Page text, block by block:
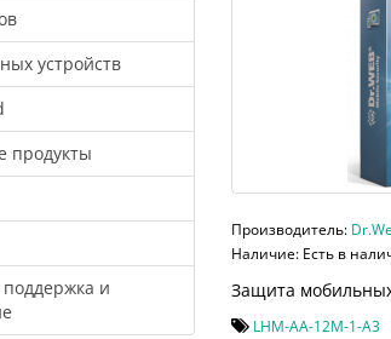
устройств
продукты
и
Производитель:
Наличие: Есть в
Защита
LHM-AA-12M-1-A3